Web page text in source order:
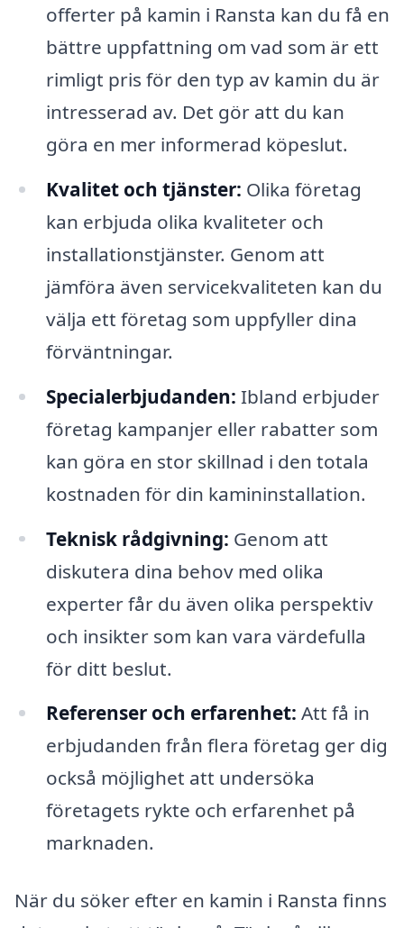
offerter på kamin i Ransta kan du få en
bättre uppfattning om vad som är ett
rimligt pris för den typ av kamin du är
intresserad av. Det gör att du kan
göra en mer informerad köpeslut.
Kvalitet och tjänster: Olika företag
kan erbjuda olika kvaliteter och
installationstjänster. Genom att
jämföra även servicekvaliteten kan du
välja ett företag som uppfyller dina
förväntningar.
Specialerbjudanden: Ibland erbjuder
företag kampanjer eller rabatter som
kan göra en stor skillnad i den totala
kostnaden för din kamininstallation.
Teknisk rådgivning: Genom att
diskutera dina behov med olika
experter får du även olika perspektiv
och insikter som kan vara värdefulla
för ditt beslut.
Referenser och erfarenhet: Att få in
erbjudanden från flera företag ger dig
också möjlighet att undersöka
företagets rykte och erfarenhet på
marknaden.
När du söker efter en kamin i Ransta finns